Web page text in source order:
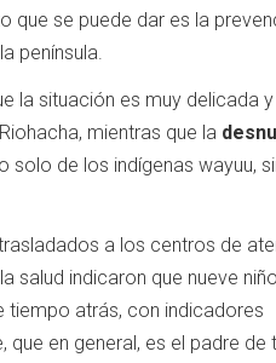
que se puede dar es la
península.
la situación es muy delicada
mientras que la
solo de los indígenas wayuu,
a los centros de
salud indicaron que nueve
tiempo atrás, con indicadores
en general, es el padre de